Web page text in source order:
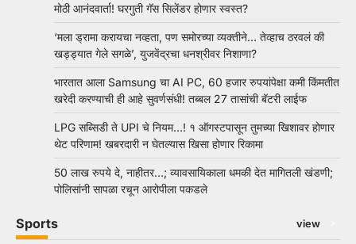
मोठी आनंदवार्ता! घरगुती गॅस सिलेंडर होणार स्वस्त?
‘मला ड्रामा करायचा नव्हता, पण समोरच्या व्यक्तीने… तेव्हाच ठरवलं की
खड्ड्यात गेले सगळे’, युजवेंद्रचा धनश्रीवर निशाणा?
भारतात आला Samsung चा AI PC, 60 हजार रुपयांपेक्षा कमी किंमतीत
खरेदी करण्याची ही आहे सुवर्णसंधी! तब्बल 27 तासांची बॅटरी लाईफ
LPG सब्सिडी ते UPI चे नियम…! १ ऑगस्टपासून तुमच्या खिशावर होणार
थेट परिणाम! खबरदारी न घेतल्यास खिसा होणार रिकामा
50 लाख रुपये दे, नाहीतर…; व्यावसायिकाला धमकी देत मागितली खंडणी;
पोलिसांनी सापळा रचून आरोपीला पकडले
Sports view